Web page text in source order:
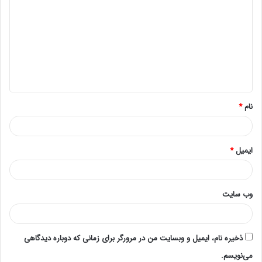
سپس گزینه صحیح را می زنیم پلی می کنیم.
بعد از پلی کردن درصفحه play یک گزینه به نام لن آنلاین نوشته
می‌شود.
پلی را که زدیم تصویر دوربین لامپی برای ما دیده خواهد شد.
دوربین لامپی کانکت به.
ابتدا از تصویر پخش شده بیرون می آییم و گزینه ستینگ زیر
نام*
ایمیل*
وب‌ سایت
ذخیره نام، ایمیل و وبسایت من در مرورگر برای زمانی که دوباره دیدگاهی
می‌نویسم.